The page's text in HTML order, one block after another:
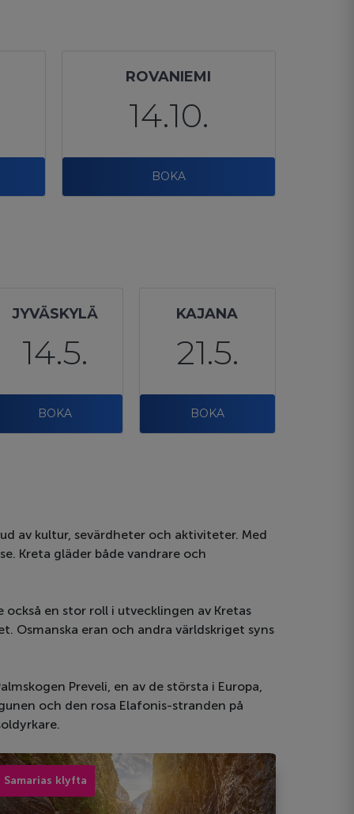
ROVANIEMI
14.10.
BOKA
JYVÄSKYLÄ
14.5.
BOKA
KAJANA
21.5.
BOKA
av kultur, sevärdheter och aktiviteter. Med
Kreta gläder både vandrare och
en stor roll i utvecklingen av Kretas
Osmanska eran och andra världskriget syns
Preveli, en av de största i Europa,
och den rosa Elafonis-stranden på
Samarias klyfta